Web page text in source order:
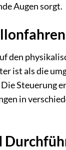
Augen sorgt.
den
ist als die
Steuerung
in